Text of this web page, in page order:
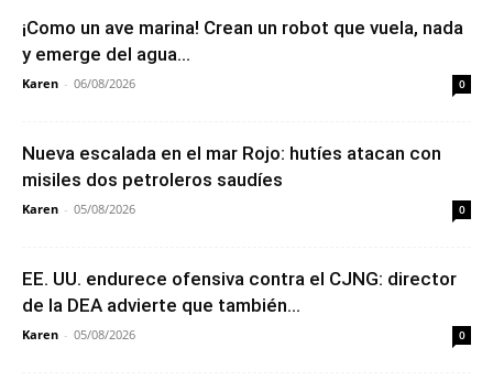
¡Como un ave marina! Crean un robot que vuela, nada
y emerge del agua...
Karen - 06/08/2026 0
Nueva escalada en el mar Rojo: hutíes atacan con
misiles dos petroleros saudíes
Karen - 05/08/2026 0
EE. UU. endurece ofensiva contra el CJNG: director
de la DEA advierte que también...
Karen - 05/08/2026 0